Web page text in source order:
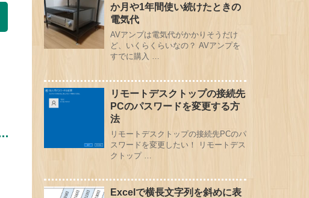
か月や1年間使い続けたときの
電気代
AVアンプは電気代がかかりそうだけ
ど、いくらくらいなの？ AVアンプを
すでに購入 …
リモートデスクトップの接続先
PCのパスワードを変更する方
法
リモートデスクトップの接続先PCのパ
スワードを変更したい！ リモートデス
クトップ …
Excelで横長文字列を斜めに表